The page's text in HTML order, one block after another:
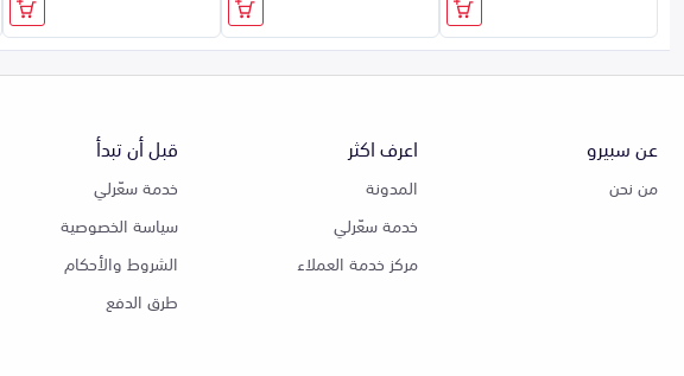
عن سبيرو
من نحن
اعرف اكثر
المدونة
خدمة سعّرلي
مركز خدمة العملاء
قبل أن تبدأ
خدمة سعّرلي
سياسة الخصوصية
الشروط والأحكام
طرق الدفع